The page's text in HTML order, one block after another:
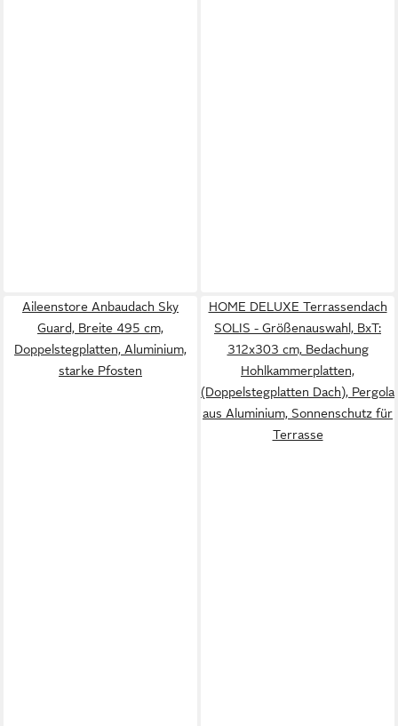
Aileenstore Anbaudach Sky
Guard, Breite 495 cm,
Doppelstegplatten, Aluminium,
starke Pfosten
HOME DELUXE Terrassendach
SOLIS - Größenauswahl, BxT:
312x303 cm, Bedachung
Hohlkammerplatten,
(Doppelstegplatten Dach), Pergola
aus Aluminium, Sonnenschutz für
Terrasse